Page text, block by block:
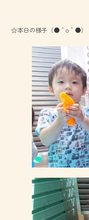
☆本日の様子（●＾o＾●）